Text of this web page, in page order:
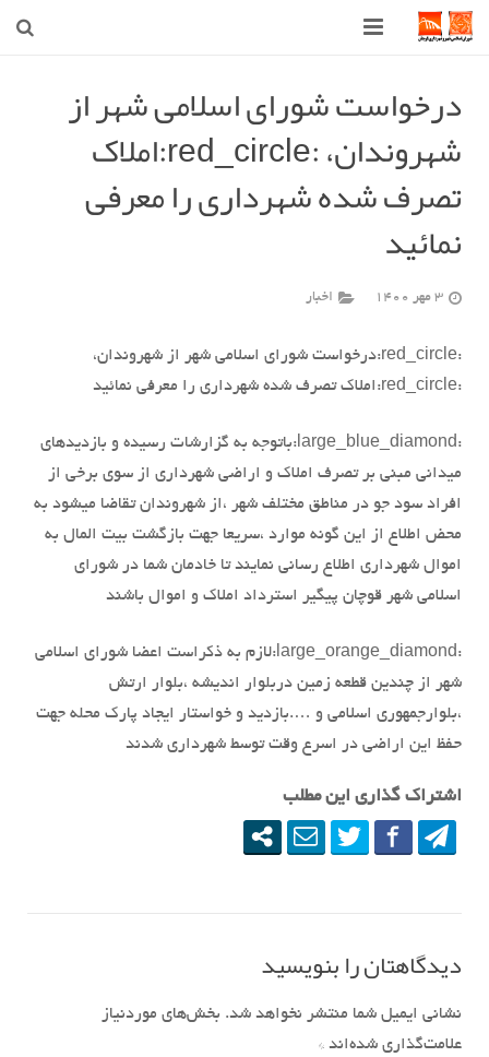
اخبار روز
درخواست شورای اسلامی شهر از
شهروندان، :red_circle:املاک
تصرف شده شهرداری را معرفی
نمائید
3 مهر 1400 اخبار
:red_circle:
درخواست شورای اسلامی شهر از شهروندان،
:red_circle:
املاک تصرف شده شهرداری را معرفی نمائید
:large_blue_diamond:
باتوجه به گزارشات رسیده و بازدیدهای
میدانی مبنی بر تصرف املاک و اراضی شهرداری از سوی برخی از
افراد سود جو در مناطق مختلف شهر ،از شهروندان تقاضا میشود به
محض اطلاع از این گونه موارد ،سریعا جهت بازگشت بیت المال به
اموال شهرداری اطلاع رسانی نمایند تا خادمان شما در شورای
اسلامی شهر قوچان پیگیر استرداد املاک و اموال باشند
:large_orange_diamond:
لازم به ذکراست اعضا شورای اسلامی
شهر از چندین قطعه زمین دربلوار اندیشه ،بلوار ارتش
،بلوارجمهوری اسلامی و ….بازدید و خواستار ایجاد پارک محله جهت
حفظ این اراضی در اسرع وقت توسط شهرداری شدند
اشتراک گذاری این مطلب
دیدگاهتان را بنویسید
نشانی ایمیل شما منتشر نخواهد شد. بخش‌های موردنیاز
علامت‌گذاری شده‌اند *